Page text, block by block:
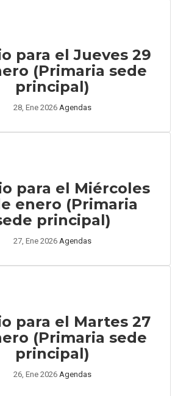
para el Jueves 29
(Primaria sede
principal)
28, Ene 2026 Agendas
para el Miércoles
enero (Primaria
principal)
27, Ene 2026 Agendas
para el Martes 27
(Primaria sede
principal)
26, Ene 2026 Agendas